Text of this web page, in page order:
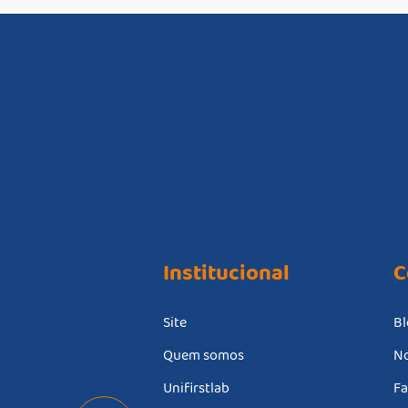
Institucional
Site
Quem somos
Unifirstlab